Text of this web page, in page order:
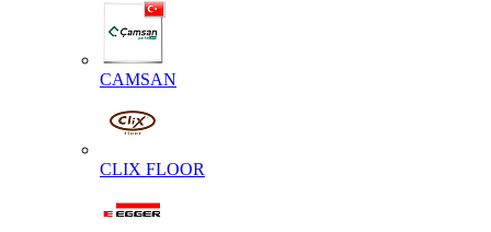
CAMSAN
CLIX FLOOR